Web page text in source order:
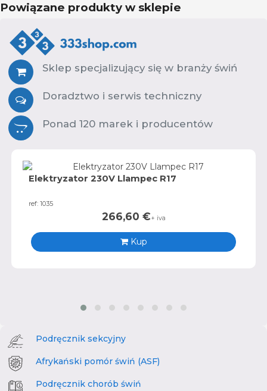
Powiązane produkty w sklepie
Sklep specjalizujący się w branży świń
Doradztwo i serwis techniczny
Ponad 120 marek i producentów
Elektryzator 230V Llampec R17
ref: 1035
266,60 €+ iva
Kup
Podręcznik sekcyjny
Afrykański pomór świń (ASF)
Podręcznik chorób świń